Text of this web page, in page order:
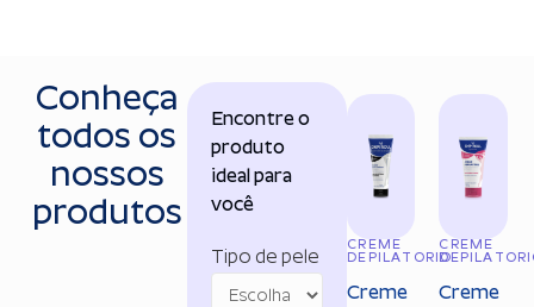
Conheça
todos os
nossos
produtos
Encontre o
produto
ideal para
você
Tipo de pele
CREME
DEPILATORIO
Creme
CREME
Creme